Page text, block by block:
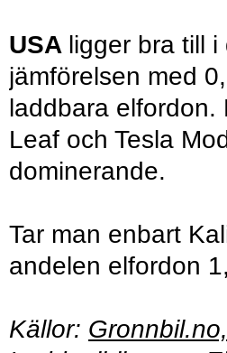
USA ligger bra till i
jämförelsen med
laddbara elfordon.
Leaf och Tesla
dominerande.
Tar man enbart
andelen elfordon
Källor: Gronnbil.no,